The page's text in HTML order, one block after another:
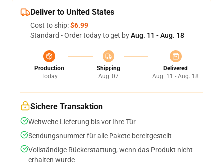
Deliver to United States
Cost to ship:$6.99
Standard - Order today to get byAug. 11 - Aug. 18
Production
Today
Shipping
Aug. 07
Delivered
Aug. 11 - Aug. 18
Sichere Transaktion
Weltweite Lieferung bis vor Ihre Tür
Sendungsnummer für alle Pakete bereitgestellt
Vollständige Rückerstattung, wenn das Produkt nicht
erhalten wurde